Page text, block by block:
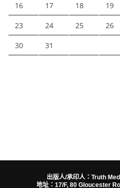
16 17 18 19
23 24 25 26
30 31
出版人/承印人：Truth
地址：17/F, 80 Gloucester